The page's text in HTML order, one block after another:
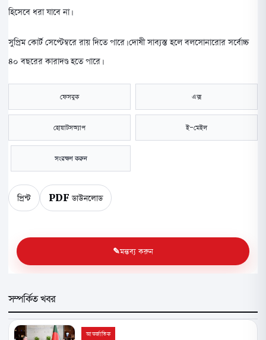
হিসেবে ধরা যাবে না।
সুপ্রিম কোর্ট সেপ্টেম্বরে রায় দিতে পারে। দোষী সাব্যস্ত হলে বলসোনারোর সর্বোচ্চ
৪০ বছরের কারাদণ্ড হতে পারে।
ফেসবুক এক্স
হোয়াটসঅ্যাপ ই-মেইল
সংরক্ষণ করুন
প্রিন্ট PDF ডাউনলোড
মন্তব্য করুন
সম্পর্কিত খবর
আন্তর্জাতিক